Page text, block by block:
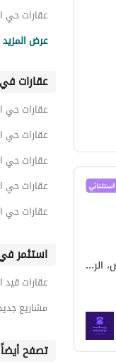
شارع أحمد بن محمد العتابي، حي ضاحية نمار، غرب الرياض، الرياض
عقارات حي
عقارات حي
عقارات حي
عقارات حي
عرض المزيد
عقارات
عقارات حي
عقارات حي
عقارات حي
عقارات حي
عقارات حي
استثمر
عقارات قيد
مشاريع
تصفح أيضاً